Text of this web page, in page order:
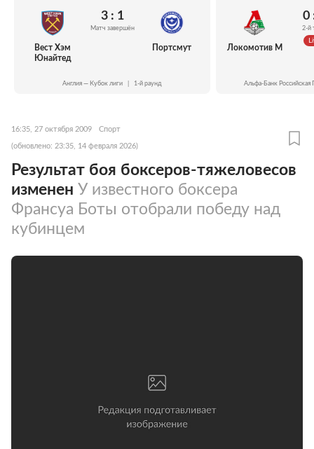
Вест Хэм
Юнайтед
3 : 1
Матч завершён
Портсмут
Англия — Кубок лиги 1-й раунд
Локомотив М
0
2-й
Альфа-Банк Российская
16:35, 27 октября 2009 Спорт
(обновлено: 23:35, 14 февраля 2026)
Результат боя боксеров-тяжеловесов
изменен У известного боксера
Франсуа Боты отобрали победу над
кубинцем